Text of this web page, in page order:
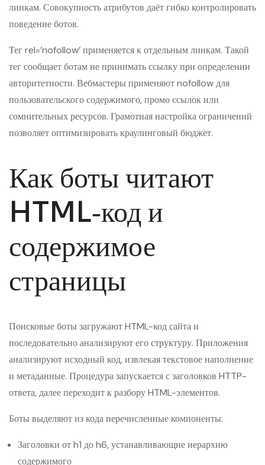
линкам. Совокупность атрибутов даёт гибко контролировать
поведение ботов.
Тег rel=’nofollow’ применяется к отдельным линкам. Такой
тег сообщает ботам не принимать ссылку при определении
авторитетности. Вебмастеры применяют nofollow для
пользовательского содержимого, промо ссылок или
сомнительных ресурсов. Грамотная настройка ограничений
позволяет оптимизировать краулинговый бюджет.
Как боты читают
HTML‑код и
содержимое
страницы
Поисковые боты загружают HTML-код сайта и
последовательно анализируют его структуру. Приложения
анализируют исходный код, извлекая текстовое наполнение
и метаданные. Процедура запускается с заголовков HTTP-
ответа, далее переходит к разбору HTML-элементов.
Боты выделяют из кода перечисленные компоненты:
Заголовки от h1 до h6, устанавливающие иерархию
содержимого